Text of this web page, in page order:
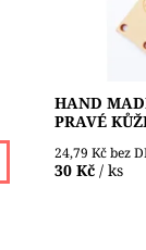
Dostupnost:
HAND
PRAVÉ
24,79 Kč bez
30 Kč / ks